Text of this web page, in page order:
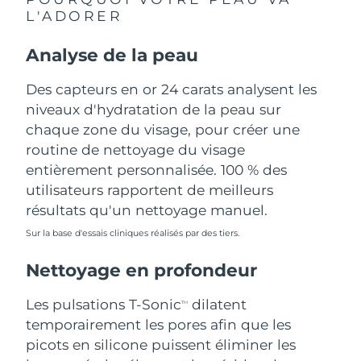
L'ADORER
Analyse de la peau
Des capteurs en or 24 carats analysent les
niveaux d'hydratation de la peau sur
chaque zone du visage, pour créer une
routine de nettoyage du visage
entièrement personnalisée. 100 % des
utilisateurs rapportent de meilleurs
résultats qu'un nettoyage manuel.
Sur la base d'essais cliniques réalisés par des tiers.
Nettoyage en profondeur
Les pulsations T-SonicTM
dilatent
temporairement les pores afin que les
picots en silicone puissent éliminer les
Portugal Livraison estimée
Porto Rico Livraison estimée
Qatar Livraison estimée
La Réunion
Roumanie
Russie Livraison estimée
Arabie saoudite Livraison estimée